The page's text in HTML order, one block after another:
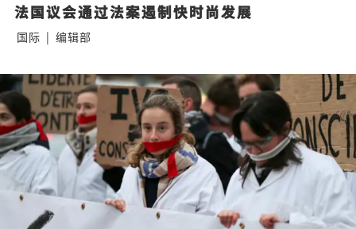
法国议会通过法案遏制快时尚发展
国际 | 编辑部